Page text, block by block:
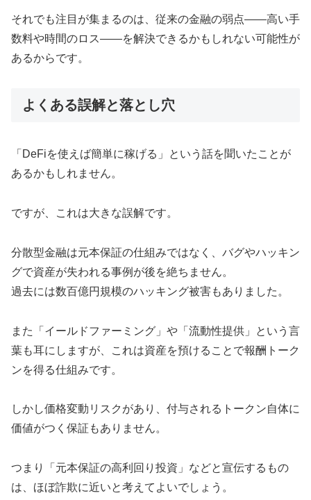
それでも注目が集まるのは、従来の金融の弱点――高い手
数料や時間のロス――を解決できるかもしれない可能性が
あるからです。
よくある誤解と落とし穴
「DeFiを使えば簡単に稼げる」という話を聞いたことが
あるかもしれません。
ですが、これは大きな誤解です。
分散型金融は元本保証の仕組みではなく、バグやハッキン
グで資産が失われる事例が後を絶ちません。
過去には数百億円規模のハッキング被害もありました。
また「イールドファーミング」や「流動性提供」という言
葉も耳にしますが、これは資産を預けることで報酬トーク
ンを得る仕組みです。
しかし価格変動リスクがあり、付与されるトークン自体に
価値がつく保証もありません。
つまり「元本保証の高利回り投資」などと宣伝するもの
は、ほぼ詐欺に近いと考えてよいでしょう。